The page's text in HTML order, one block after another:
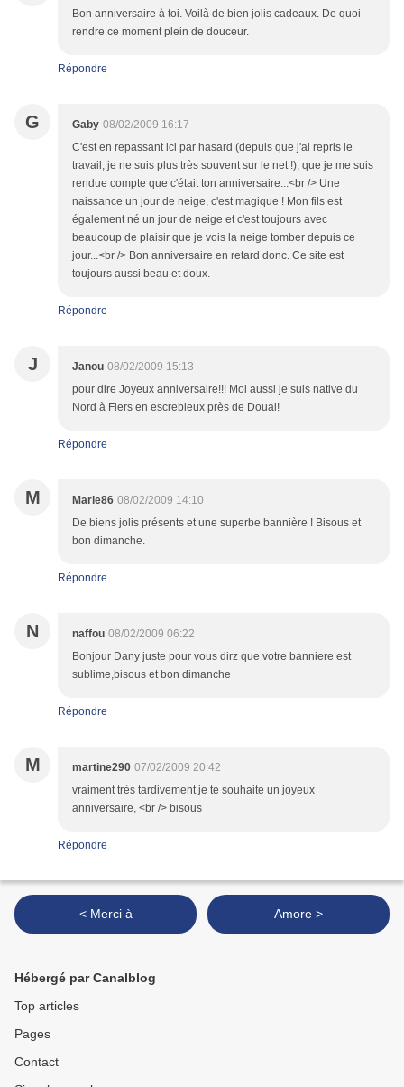
Bon anniversaire à toi. Voilà de bien jolis cadeaux. De quoi
rendre ce moment plein de douceur.
Répondre
G Gaby 08/02/2009 16:17
C'est en repassant ici par hasard (depuis que j'ai repris le
travail, je ne suis plus très souvent sur le net !), que je me suis
rendue compte que c'était ton anniversaire...<br /> Une
naissance un jour de neige, c'est magique ! Mon fils est
également né un jour de neige et c'est toujours avec
beaucoup de plaisir que je vois la neige tomber depuis ce
jour...<br /> Bon anniversaire en retard donc. Ce site est
toujours aussi beau et doux.
Répondre
J Janou 08/02/2009 15:13
pour dire Joyeux anniversaire!!! Moi aussi je suis native du
Nord à Flers en escrebieux près de Douai!
Répondre
M Marie86 08/02/2009 14:10
De biens jolis présents et une superbe bannière ! Bisous et
bon dimanche.
Répondre
N naffou 08/02/2009 06:22
Bonjour Dany juste pour vous dirz que votre banniere est
sublime,bisous et bon dimanche
Répondre
M martine290 07/02/2009 20:42
vraiment très tardivement je te souhaite un joyeux
anniversaire, <br /> bisous
Répondre
< Merci à Amore >
Hébergé par Canalblog
Top articles
Pages
Contact